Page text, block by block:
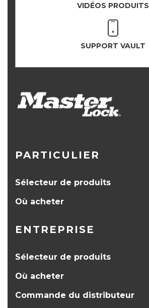
VIDÉOS PRODUITS
SUPPORT VAULT
PARTICULIER
Sélecteur de produits
Où acheter
ENTREPRISE
Sélecteur de produits
Où acheter
Commande du distributeur